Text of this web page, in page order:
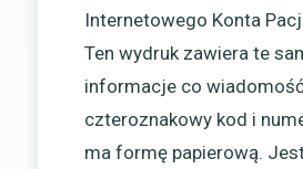
Internetowego Konta
Ten wydruk zawiera te
informacje co
czteroznakowy kod i
ma formę papierową.